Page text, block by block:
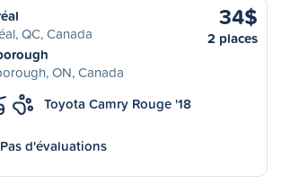
QC, Canada
ON, Canada
34$
2 places
Toyota Camry Rouge '18
Pas d'évaluations